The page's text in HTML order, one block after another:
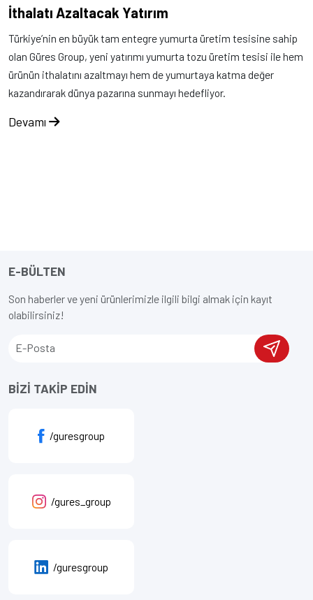
İthalatı Azaltacak Yatırım
Türkiye’nin en büyük tam entegre yumurta üretim tesisine sahip
olan Güres Group, yeni yatırımı yumurta tozu üretim tesisi ile hem
ürünün ithalatını azaltmayı hem de yumurtaya katma değer
kazandırarak dünya pazarına sunmayı hedefliyor.
Devamı
E-BÜLTEN
Son haberler ve yeni ürünlerimizle ilgili bilgi almak için kayıt
olabilirsiniz!
BİZİ TAKİP EDİN
/guresgroup
/gures_group
/guresgroup